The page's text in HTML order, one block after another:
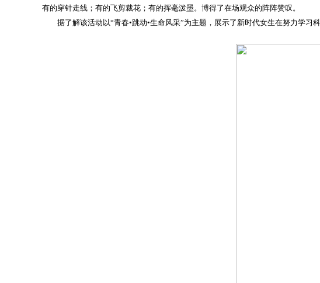
有的穿针走线；有的飞剪裁花；有的挥毫泼墨。博得了在场观众的阵阵赞叹。
据了解该活动以“青春•跳动•生命风采”为主题，展示了新时代女生在努力学习